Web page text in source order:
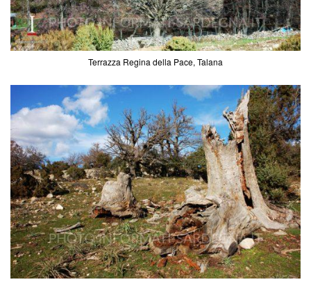
Terrazza Regina della Pace, Talana